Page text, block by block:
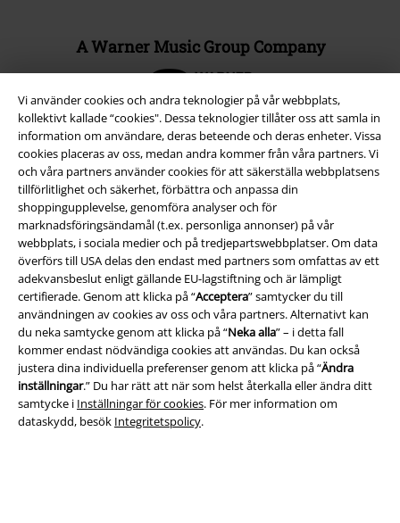
Vi använder cookies och andra teknologier på vår webbplats,
kollektivt kallade “cookies". Dessa teknologier tillåter oss att samla in
information om användare, deras beteende och deras enheter. Vissa
cookies placeras av oss, medan andra kommer från våra partners. Vi
och våra partners använder cookies för att säkerställa webbplatsens
tillförlitlighet och säkerhet, förbättra och anpassa din
shoppingupplevelse, genomföra analyser och för
marknadsföringsändamål (t.ex. personliga annonser) på vår
webbplats, i sociala medier och på tredjepartswebbplatser. Om data
överförs till USA delas den endast med partners som omfattas av ett
adekvansbeslut enligt gällande EU-lagstiftning och är lämpligt
certifierade. Genom att klicka på “Acceptera” samtycker du till
användningen av cookies av oss och våra partners. Alternativt kan
du neka samtycke genom att klicka på “Neka alla” – i detta fall
kommer endast nödvändiga cookies att användas. Du kan också
justera dina individuella preferenser genom att klicka på “Ändra
inställningar.” Du har rätt att när som helst återkalla eller ändra ditt
samtycke i Inställningar för cookies. För mer information om
dataskydd, besök Integritetspolicy.
A Warner Music Group Company
Juridisk information/Villkor
Villkor
Om oss
Ladda ner villkoren